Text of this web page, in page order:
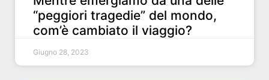
“peggiori tragedie” del mondo,
com’è cambiato il viaggio?
Giugno 28, 2023